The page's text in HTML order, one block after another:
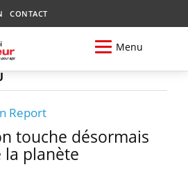
CONTACT
Menu
Report
touche désormais
la planète